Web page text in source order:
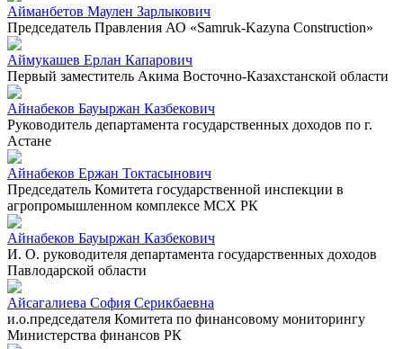
Айманбетов Маулен Зарлыкович
Председатель Правления АО «Samruk-Kazyna Construction»
Аймукашев Ерлан Капарович
Первый заместитель Акима Восточно-Казахстанской области
Айнабеков Бауыржан Казбекович
Руководитель департамента государственных доходов по г.
Астане
Айнабеков Ержан Токтасынович
Председатель Комитета государственной инспекции в
агропромышленном комплексе МСХ РК
Айнабеков Бауыржан Казбекович
И. О. руководителя департамента государственных доходов
Павлодарской области
Айсагалиева София Серикбаевна
и.о.председателя Комитета по финансовому мониторингу
Министерства финансов РК